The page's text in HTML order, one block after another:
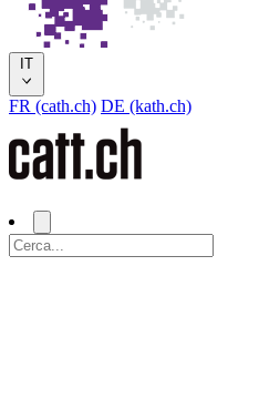
IT
FR (cath.ch) DE (kath.ch)